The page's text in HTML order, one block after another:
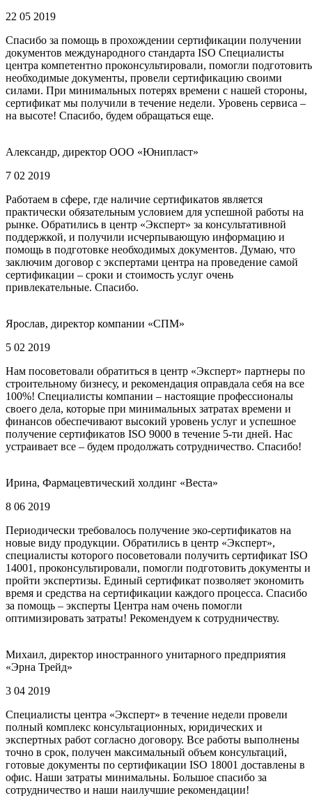
22 05 2019
Спасибо за помощь в прохождении сертификации получении
документов международного стандарта ISO Специалисты
центра компетентно проконсультировали, помогли подготовить
необходимые документы, провели сертификацию своими
силами. При минимальных потерях времени с нашей стороны,
сертификат мы получили в течение недели. Уровень сервиса –
на высоте! Спасибо, будем обращаться еще.
Александр, директор ООО «Юнипласт»
7 02 2019
Работаем в сфере, где наличие сертификатов является
практически обязательным условием для успешной работы на
рынке. Обратились в центр «Эксперт» за консультативной
поддержкой, и получили исчерпывающую информацию и
помощь в подготовке необходимых документов. Думаю, что
заключим договор с экспертами центра на проведение самой
сертификации – сроки и стоимость услуг очень
привлекательные. Спасибо.
Ярослав, директор компании «СПМ»
5 02 2019
Нам посоветовали обратиться в центр «Эксперт» партнеры по
строительному бизнесу, и рекомендация оправдала себя на все
100%! Специалисты компании – настоящие профессионалы
своего дела, которые при минимальных затратах времени и
финансов обеспечивают высокий уровень услуг и успешное
получение сертификатов ISO 9000 в течение 5-ти дней. Нас
устраивает все – будем продолжать сотрудничество. Спасибо!
Ирина, Фармацевтический холдинг «Веста»
8 06 2019
Периодически требовалось получение эко-сертификатов на
новые виду продукции. Обратились в центр «Эксперт»,
специалисты которого посоветовали получить сертификат ISO
14001, проконсультировали, помогли подготовить документы и
пройти экспертизы. Единый сертификат позволяет экономить
время и средства на сертификации каждого процесса. Спасибо
за помощь – эксперты Центра нам очень помогли
оптимизировать затраты! Рекомендуем к сотрудничеству.
Михаил, директор иностранного унитарного предприятия
«Эрна Трейд»
3 04 2019
Специалисты центра «Эксперт» в течение недели провели
полный комплекс консультационных, юридических и
экспертных работ согласно договору. Все работы выполнены
точно в срок, получен максимальный объем консультаций,
готовые документы по сертификации ISO 18001 доставлены в
офис. Наши затраты минимальны. Большое спасибо за
сотрудничество и наши наилучшие рекомендации!